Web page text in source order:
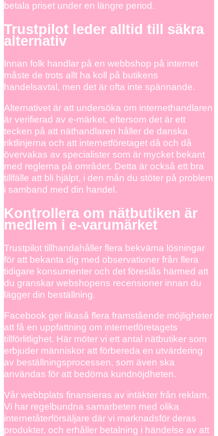
betala priset under en längre period.
Trustpilot leder alltid till säkra
alternativ
Innan folk handlar på en webbshop på internet
måste de trots allt ha koll på butikens
handelsavtal, men det är ofta inte spännande.
Alternativet är att undersöka om internethandlaren
är verifierad av e-märket, eftersom det är ett
tecken på att näthandlaren håller de danska
riktlinjerna och att internetföretaget då och då
övervakas av specialister som är mycket bekant
med reglerna på området. Detta är också ett bra
tillfälle att bli hjälpt, i den mån du stöter på problem
i samband med din handel.
Kontrollera om nätbutiken är
medlem i e-varumärket
Trustpilot tillhandahåller flera bekväma lösningar
för att bekanta dig med observationer från flera
tidigare konsumenter och det föreslås härmed att
du granskar webshopens recensioner innan du
lägger din beställning.
Facebook ger likaså flera framstående möjligheter
att få en uppfattning om internetföretagets
tillförlitlighet. Här möter vi ett antal nätbutiker som
erbjuder människor att förbereda en utvärdering
av beställningsprocessen, som även ska
användas för att bedöma kundnöjdheten.
Vår webbplats finansieras av intäkter från reklam.
Vi har regelbundna samarbeten med olika
internetåterförsäljare där vi marknadsför deras
produkter, och erhåller betalning i händelse av att